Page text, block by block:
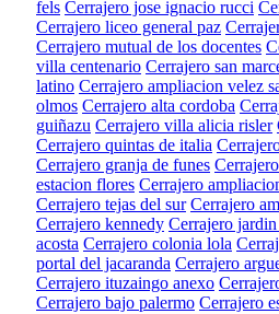
fels Cerrajero jose ignacio rucci
Cerrajero liceo general paz
Cerrajero mutual de los docentes
villa centenario Cerrajero san
latino Cerrajero ampliacion velez
olmos Cerrajero alta cordoba
guiñazu Cerrajero villa alicia risler
Cerrajero quintas de italia
Cerrajero granja de funes
estacion flores Cerrajero
Cerrajero tejas del sur Cerrajero
Cerrajero kennedy Cerrajero
acosta Cerrajero colonia lola
portal del jacaranda Cerrajero
Cerrajero ituzaingo anexo
Cerrajero bajo palermo Cerrajero